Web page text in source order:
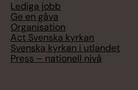
Lediga jobb
Ge en gåva
Organisation
Act Svenska kyrkan
Svenska kyrkan i utlandet
Press – nationell nivå